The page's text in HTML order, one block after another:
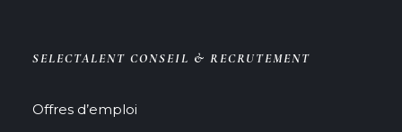
SELECTALENT CONSEIL & RECRUTEMENT
Offres d’emploi